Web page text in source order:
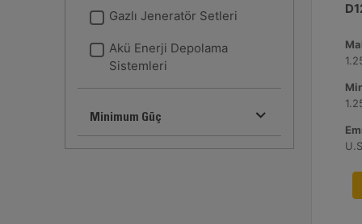
Gazlı Jeneratör Setleri
Akü Enerji Depolama
Sistemleri
Minimum Güç